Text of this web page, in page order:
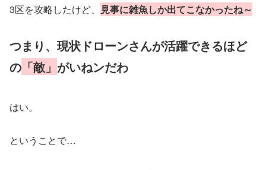
3区を攻略したけど、
見事に雑魚しか出てこなかったね～
つまり、現状ドローンさんが活躍できるほど
の 「敵」 がいねンだわ
はい。
ということで…